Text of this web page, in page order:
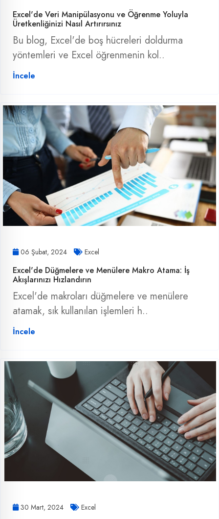
Excel'de Veri Manipülasyonu ve Öğrenme Yoluyla
Üretkenliğinizi Nasıl Artırırsınız
Bu blog, Excel'de boş hücreleri doldurma
yöntemleri ve Excel öğrenmenin kol..
İncele
06 Şubat, 2024 Excel
Excel'de Düğmelere ve Menülere Makro Atama: İş
Akışlarınızı Hızlandırın
Excel'de makroları düğmelere ve menülere
atamak, sık kullanılan işlemleri h..
İncele
30 Mart, 2024 Excel